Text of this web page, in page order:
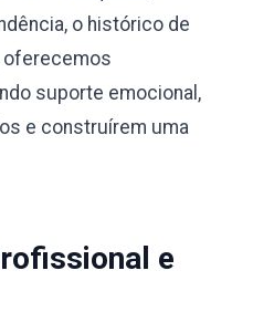
o histórico de
oferecemos
suporte emocional,
e construírem uma
e